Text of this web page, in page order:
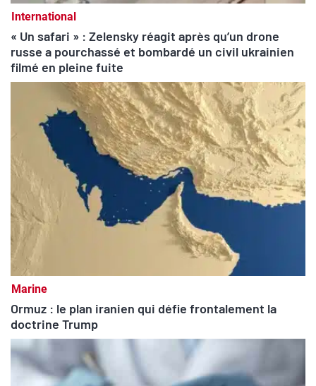
International
« Un safari » : Zelensky réagit après qu’un drone
russe a pourchassé et bombardé un civil ukrainien
filmé en pleine fuite
Marine
Ormuz : le plan iranien qui défie frontalement la
doctrine Trump